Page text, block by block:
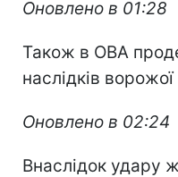
Оновлено в 01:28
Також в ОВА
наслідків
Оновлено в 02:24
Внаслідок удару